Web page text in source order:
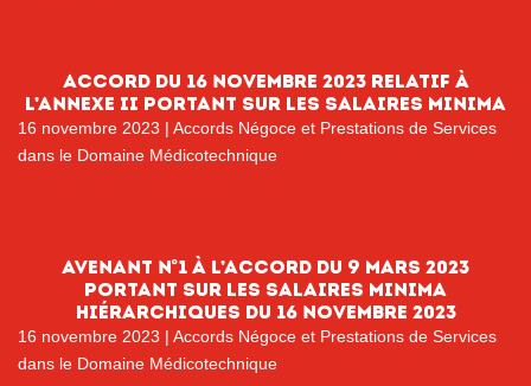
Accord du 16 novembre 2023 relatif à
l’annexe II portant sur les salaires minima
16 novembre 2023 | Accords Négoce et Prestations de Services
dans le Domaine Médicotechnique
Avenant n°1 à l’accord du 9 mars 2023
portant sur les salaires minima
hiérarchiques du 16 novembre 2023
16 novembre 2023 | Accords Négoce et Prestations de Services
dans le Domaine Médicotechnique